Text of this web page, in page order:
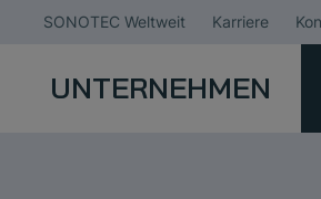
SONOTEC Weltweit Karriere
UNTERNEHMEN